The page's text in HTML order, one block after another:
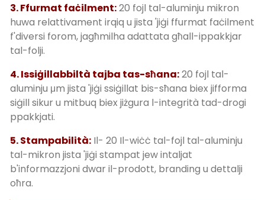
3. Ffurmat faċilment:20 fojl tal-aluminju mikron
huwa relattivament irqiq u jista 'jiġi ffurmat faċilment
f'diversi forom, jagħmilha adattata għall-ippakkjar
tal-folji.
4. Issiġillabbiltà tajba tas-sħana:20 fojl tal-
aluminju μm jista 'jiġi ssiġillat bis-sħana biex jifforma
siġill sikur u mitbuq biex jiżgura l-integrità tad-drogi
ppakkjati.
5. Stampabilità: Il- 20 Il-wiċċ tal-fojl tal-aluminju
tal-mikron jista 'jiġi stampat jew intaljat
b'informazzjoni dwar il-prodott, branding u dettalji
oħra.